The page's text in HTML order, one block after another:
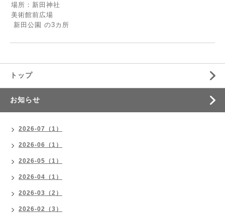
場所：新田神社
美術館前広場
新田公園 の3カ所
トップ
お知らせ
2026-07（1）
2026-06（1）
2026-05（1）
2026-04（1）
2026-03（2）
2026-02（3）